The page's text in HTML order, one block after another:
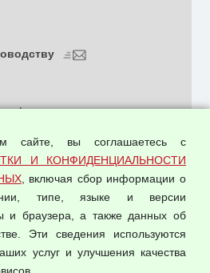
персональных данных
сайте, вы соглашаетесь с
И КОНФИДЕНЦИАЛЬНОСТИ
, включая сбор информации о
типе, языке и версии
и браузера, а также данных об
Эти сведения используются
услуг и улучшения качества